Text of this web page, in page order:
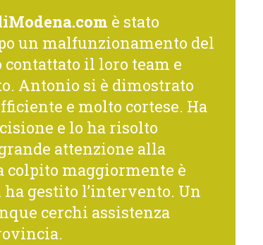
è stato
un malfunzionamento del
il loro team e
Antonio si è dimostrato
e molto cortese. Ha
e lo ha risolto
attenzione alla
colpito maggiormente è
ha gestito l’intervento. Un
cerchi assistenza